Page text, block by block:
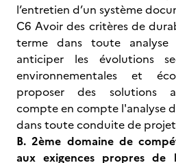
l’entretien d’un système
C6 Avoir des critères de
terme dans toute
anticiper les évolutions
environnementales et
proposer des solutions
compte en compte l'analyse
dans toute conduite de
B. 2ème domaine de
aux exigences propres